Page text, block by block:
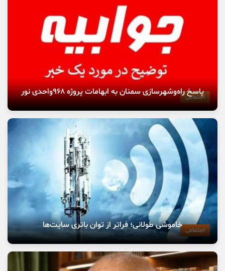
اجتماعی
پاسخ راه‌وشهرسازی سمنان به ابهامات پروژه ۹۶۸واحدی نور
اجتماعی خاموشی طولانی؛ فراتر از توان باتری سایت‌ها